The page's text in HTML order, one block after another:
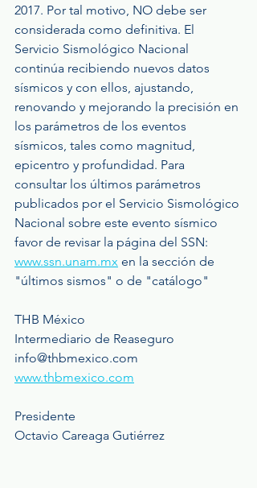
2017. Por tal motivo, NO debe ser
considerada como definitiva. El
Servicio Sismológico Nacional
continúa recibiendo nuevos datos
sísmicos y con ellos, ajustando,
renovando y mejorando la precisión en
los parámetros de los eventos
sísmicos, tales como magnitud,
epicentro y profundidad. Para
consultar los últimos parámetros
publicados por el Servicio Sismológico
Nacional sobre este evento sísmico
favor de revisar la página del SSN:
www.ssn.unam.mx en la sección de
"últimos sismos" o de "catálogo"
THB México
Intermediario de Reaseguro
info@thbmexico.com
www.thbmexico.com
Presidente
Octavio Careaga Gutiérrez